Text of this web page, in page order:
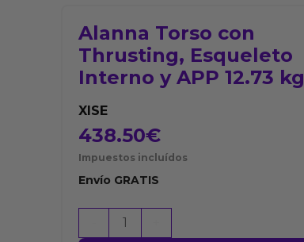
Alanna Torso con
Thrusting, Esqueleto
Interno y APP 12.73 kg
XISE
438.50€
Impuestos incluídos
Envío GRATIS
Torso